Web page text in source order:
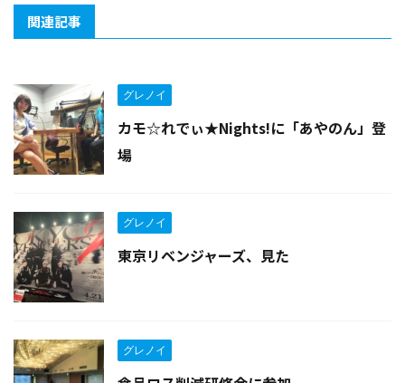
関連記事
グレノイ
カモ☆れでぃ★Nights!に「あやのん」登
場
グレノイ
東京リベンジャーズ、見た
グレノイ